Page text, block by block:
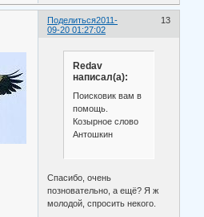
Поделиться 13
2011-
09-20 01:27:02
Redav
написал(а):
Поисковик вам в
помощь.
Козырное слово
Антошкин
Спасибо, очень
позновательно, а ещё? Я ж
молодой, спросить некого.